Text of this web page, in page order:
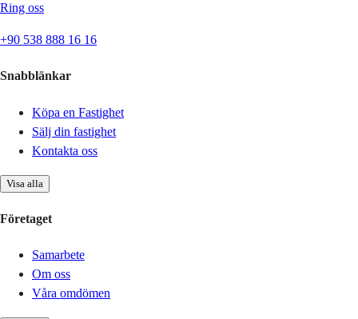
Ring oss
+90 538 888 16 16
Snabblänkar
Köpa en Fastighet
Sälj din fastighet
Kontakta oss
Visa alla
Företaget
Samarbete
Om oss
Våra omdömen